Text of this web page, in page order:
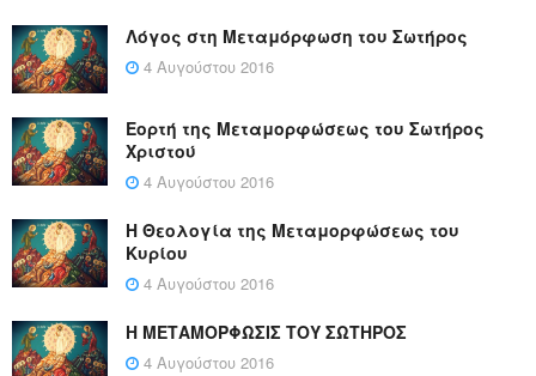
Λόγος στη Μεταμόρφωση του Σωτήρος
4 Αυγούστου 2016
Εορτή της Μεταμορφώσεως του Σωτήρος
Χριστού
4 Αυγούστου 2016
Η Θεολογία της Μεταμορφώσεως του
Κυρίου
4 Αυγούστου 2016
Η ΜΕΤΑΜΟΡΦΩΣΙΣ ΤΟΥ ΣΩΤΗΡΟΣ
4 Αυγούστου 2016